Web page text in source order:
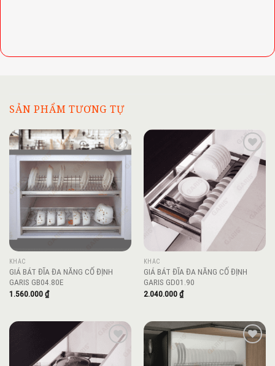
SẢN PHẨM TƯƠNG TỰ
Add to
wishlist
KHÁC
GIÁ BÁT ĐĨA ĐA NĂNG CỐ ĐỊNH
GARIS GB04.80E
1.560.000₫
Add to
wishlist
KHÁC
GIÁ BÁT ĐĨA ĐA NĂNG CỐ ĐỊNH
GARIS GD01.90
2.040.000₫
Add to
wishlist
wishlist